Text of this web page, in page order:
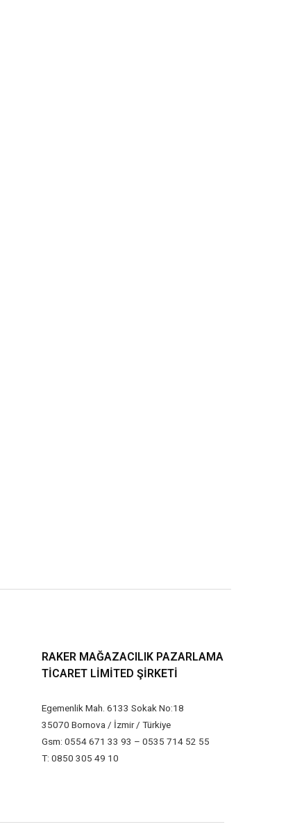
RAKER MAĞAZACILIK PAZARLAMA
TICARET LIMITED ŞIRKETI
Egemenlik Mah. 6133 Sokak No:18
35070 Bornova / İzmir / Türkiye
Gsm: 0554 671 33 93 – 0535 714 52 55
T: 0850 305 49 10